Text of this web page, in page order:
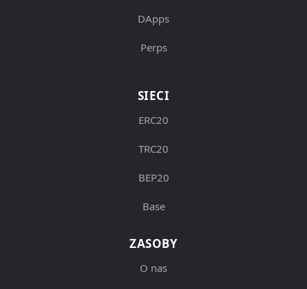
DApps
Perps
SIECI
ERC20
TRC20
BEP20
Base
ZASOBY
O nas